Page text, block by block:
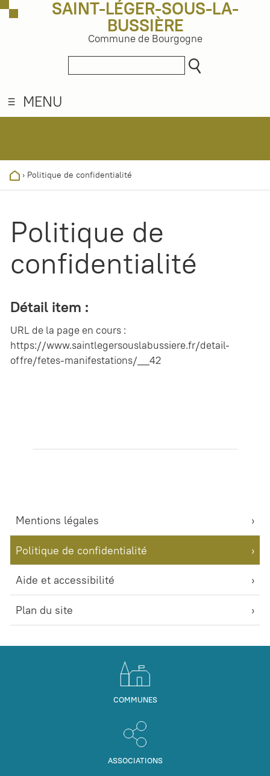
SAINT-LÉGER-SOUS-LA-
BUSSIÈRE
Commune de Bourgogne
MENU
› Politique de confidentialité
Mentions légales
Politique de confidentialité
Aide et accessibilité
Plan du site
Politique de
confidentialité
Détail item :
URL de la page en cours :
https://www.saintlegersouslabussiere.fr/detail-
offre/fetes-manifestations/__42
COMMUNES
ASSOCIATIONS